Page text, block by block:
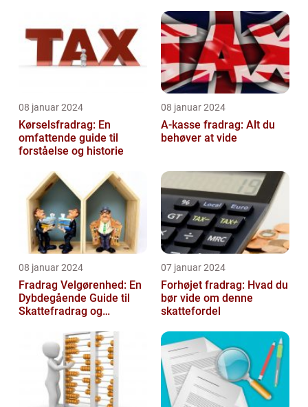
08 januar 2024
Kørselsfradrag: En
omfattende guide til
forståelse og historie
08 januar 2024
A-kasse fradrag: Alt du
behøver at vide
08 januar 2024
Fradrag Velgørenhed: En
Dybdegående Guide til
Skattefradrag og
07 januar 2024
Forhøjet fradrag: Hvad du
bør vide om denne
skattefordel